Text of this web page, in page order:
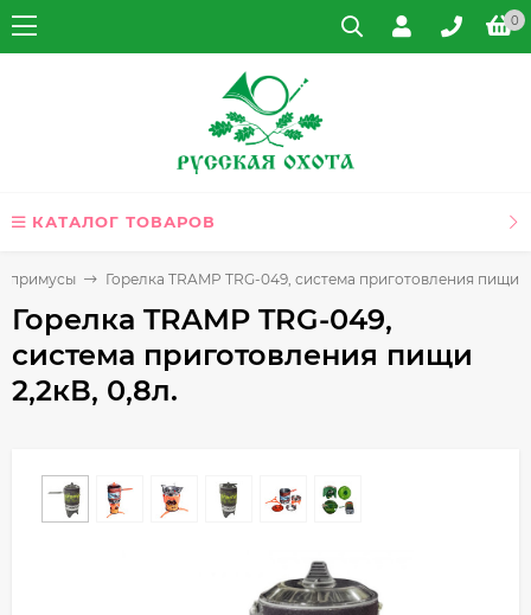
0
КАТАЛОГ ТОВАРОВ
примусы Горелка TRAMP TRG-049, система приготовления пищи
Горелка TRAMP TRG-049,
система приготовления пищи
2,2кВ, 0,8л.